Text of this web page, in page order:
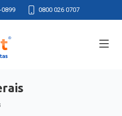
0800 026 0707